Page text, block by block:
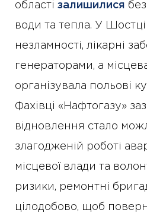
області залишилися
води та тепла. У
незламності, лікарні
генераторами, а
організувала польові
Фахівці «Нафтогазу»
відновлення стало
злагодженій роботі
місцевої влади та
ризики, ремонтні
цілодобово, щоб